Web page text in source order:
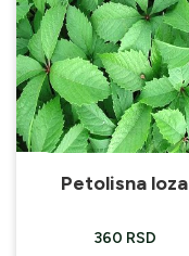
Petolisna loza
360 RSD